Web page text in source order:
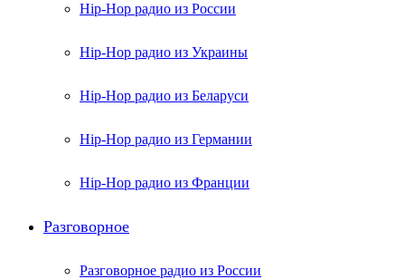
Hip-Hop радио из России
Hip-Hop радио из Украины
Hip-Hop радио из Беларуси
Hip-Hop радио из Германии
Hip-Hop радио из Франции
Разговорное
Разговорное радио из России